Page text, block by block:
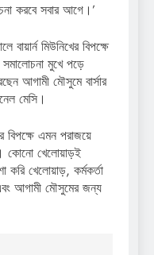
করবে সবার আগে।’
বায়ার্ন মিউনিখের বিপক্ষে
মুখে পড়ে
আগামী মৌসুমে বার্সার
মেসি।
বিপক্ষে এমন পরাজয়ে
কোনো খেলোয়াড়ই
খেলোয়াড়, কর্মকর্তা
আগামী মৌসুমের জন্য